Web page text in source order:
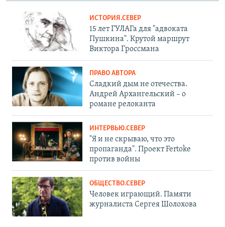
ИСТОРИЯ.СЕВЕР
15 лет ГУЛАГа для "адвоката
Пушкина". Крутой маршрут
Виктора Гроссмана
ПРАВО АВТОРА
Сладкий дым не отечества.
Андрей Архангельский – о
романе релоканта
ИНТЕРВЬЮ.СЕВЕР
"Я и не скрываю, что это
пропаганда". Проект Fertoke
против войны
ОБЩЕСТВО.СЕВЕР
Человек играющий. Памяти
журналиста Сергея Шолохова